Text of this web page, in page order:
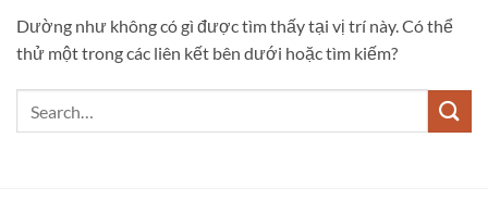
Dường như không có gì được tìm thấy tại vị trí này. Có thể
thử một trong các liên kết bên dưới hoặc tìm kiếm?